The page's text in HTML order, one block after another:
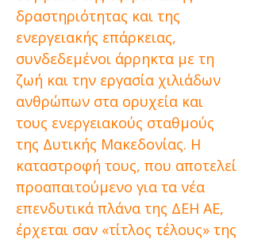
δραστηριότητας και της
ενεργειακής επάρκειας,
συνδεδεμένοι άρρηκτα με τη
ζωή και την εργασία χιλιάδων
ανθρώπων στα ορυχεία και
τους ενεργειακούς σταθμούς
της Δυτικής Μακεδονίας. Η
καταστροφή τους, που αποτελεί
προαπαιτούμενο για τα νέα
επενδυτικά πλάνα της ΔΕΗ ΑΕ,
έρχεται σαν «τίτλος τέλους» της